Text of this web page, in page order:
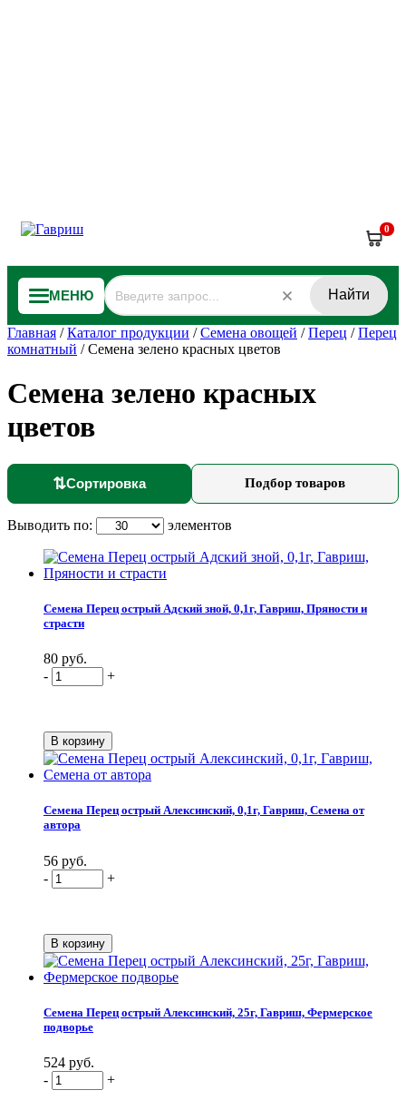
0
МЕНЮ Найти
Главная /Каталог продукции /Семена овощей /Перец /Перец
комнатный /Семена зелено красных цветов
Семена зелено красных
цветов
⇅Сортировка Подбор товаров
Выводить по: элементов
Семена Перец острый Адский зной, 0,1г, Гавриш, Пряности и
страсти
80 руб.
-
+
Семена Перец острый Алексинский, 0,1г, Гавриш, Семена от
автора
56 руб.
-
+
Семена Перец острый Алексинский, 25г, Гавриш, Фермерское
подворье
524 руб.
-
+